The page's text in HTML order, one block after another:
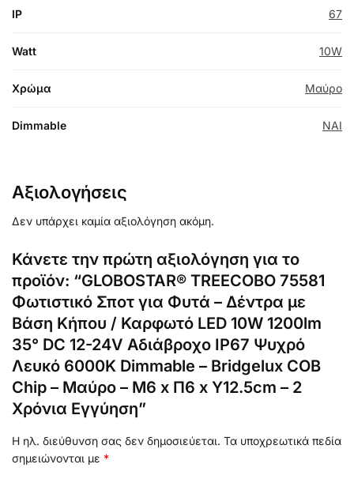
IP 67
Watt 10W
Χρώμα Μαύρο
Dimmable NAI
Αξιολογήσεις
Δεν υπάρχει καμία αξιολόγηση ακόμη.
Κάνετε την πρώτη αξιολόγηση για το
προϊόν: “GLOBOSTAR® TREECOBO 75581
Φωτιστικό Σποτ για Φυτά – Δέντρα με
Βάση Κήπου / Καρφωτό LED 10W 1200lm
35° DC 12-24V Αδιάβροχο IP67 Ψυχρό
Λευκό 6000K Dimmable – Bridgelux COB
Chip – Μαύρο – Μ6 x Π6 x Υ12.5cm – 2
Χρόνια Εγγύηση”
Η ηλ. διεύθυνση σας δεν δημοσιεύεται. Τα υποχρεωτικά πεδία
σημειώνονται με *